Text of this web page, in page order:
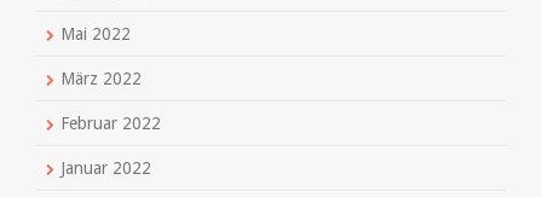
Mai 2022
März 2022
Februar 2022
Januar 2022